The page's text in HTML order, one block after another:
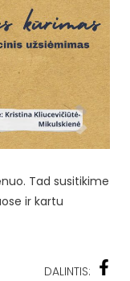
Tad susitikime
ir kartu
DALINTIS: